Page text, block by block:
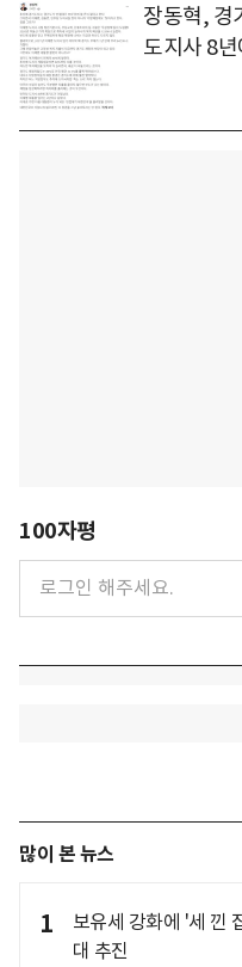
장동혁, 경
도지사 8
100자평
많이 본 뉴스
1
보유세 강화에 '세 낀
대 추진